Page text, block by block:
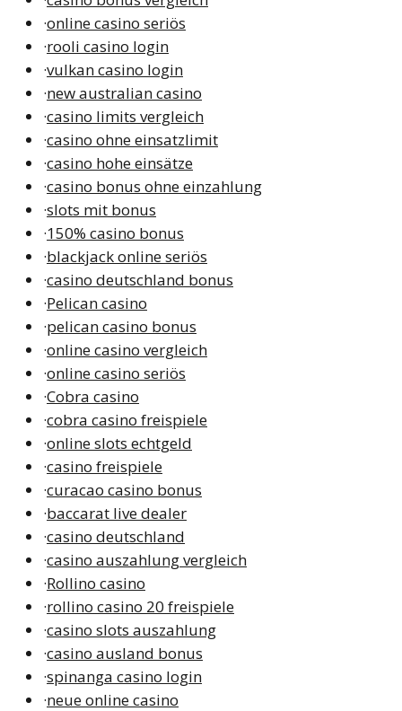
·online casino seriös
·rooli casino login
·vulkan casino login
·new australian casino
·casino limits vergleich
·casino ohne einsatzlimit
·casino hohe einsätze
·casino bonus ohne einzahlung
·slots mit bonus
·150% casino bonus
·blackjack online seriös
·casino deutschland bonus
·Pelican casino
·pelican casino bonus
·online casino vergleich
·online casino seriös
·Cobra casino
·cobra casino freispiele
·online slots echtgeld
·casino freispiele
·curacao casino bonus
·baccarat live dealer
·casino deutschland
·casino auszahlung vergleich
·Rollino casino
·rollino casino 20 freispiele
·casino slots auszahlung
·casino ausland bonus
·spinanga casino login
·neue online casino